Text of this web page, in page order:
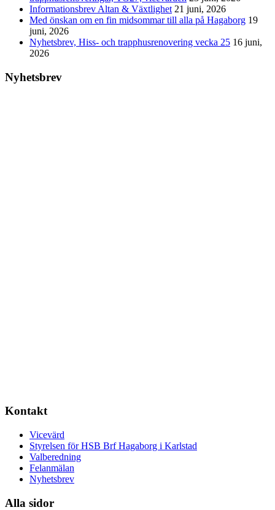
Informationsbrev Altan & Växtlighet 21 juni, 2026
Med önskan om en fin midsommar till alla på Hagaborg 19
juni, 2026
Nyhetsbrev, Hiss- och trapphusrenovering vecka 25 16 juni,
2026
Nyhetsbrev
Kontakt
Vicevärd
Styrelsen för HSB Brf Hagaborg i Karlstad
Valberedning
Felanmälan
Nyhetsbrev
Alla sidor